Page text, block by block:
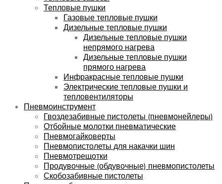
Тепловые пушки
Газовые тепловые пушки
Дизельные тепловые пушки
Дизельные тепловые пушки
непрямого нагрева
Дизельные тепловые пушки
прямого нагрева
Инфракрасные тепловые пушки
Электрические тепловые пушки и
тепловентиляторы
Пневмоинструмент
Гвоздезабивные пистолеты (пневмонейлеры)
Отбойные молотки пневматические
Пневмогайковерты
Пневмопистолеты для накачки шин
Пневмотрещотки
Продувочные (обдувочные) пневмопистолеты
Скобозабивные пистолеты